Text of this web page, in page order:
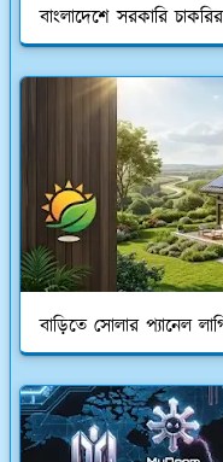
বাংলাদেশে সরকারি
বাড়িতে সোলার প্যানেল